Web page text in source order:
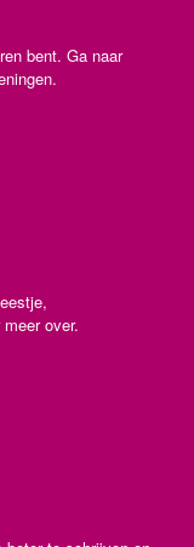
bent. Ga naar
over.